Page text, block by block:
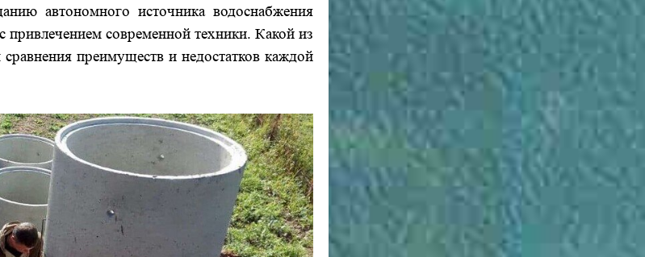
автономного источника водоснабжения
современной техники. Какой из
преимуществ и недостатков каждой